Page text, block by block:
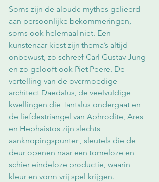
Soms zijn de aloude mythes gelieerd
aan persoonlijke bekommeringen,
soms ook helemaal niet. Een
kunstenaar kiest zijn thema’s altijd
onbewust, zo schreef Carl Gustav Jung
en zo gelooft ook Piet Peere. De
vertelling van de overmoedige
architect Daedalus, de veelvuldige
kwellingen die Tantalus ondergaat en
de liefdestriangel van Aphrodite, Ares
en Hephaistos zijn slechts
aanknopingspunten, sleutels die de
deur openen naar een tomeloze en
schier eindeloze productie, waarin
kleur en vorm vrij spel krijgen.